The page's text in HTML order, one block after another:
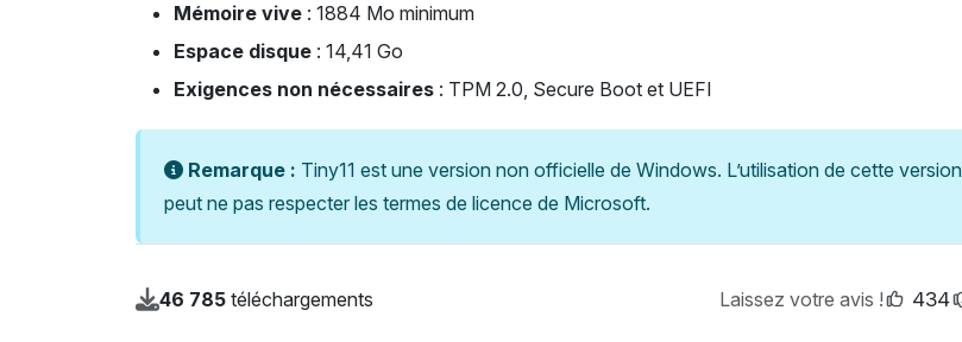
Mémoire vive : 1884 Mo minimum
Espace disque : 14,41 Go
Exigences non nécessaires : TPM 2.0, Secure Boot et UEFI
Remarque : Tiny11 est une version non officielle de Windows. L’utilisation de cette version
peut ne pas respecter les termes de licence de Microsoft.
46 785 téléchargements Laissez votre avis ! 434